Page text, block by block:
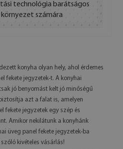
technológia barátságos
környezet számára
konyha olyan hely, ahol érdemes
fekete jegyzetek-t. A konyhai
jó benyomást kelt jó minőségű
azt a falat is, amelyen
fekete jegyzetek egy szép és
Amikor nekilátunk a konyhánk
üveg panel fekete jegyzetek-ba
kivételes vásárlás!